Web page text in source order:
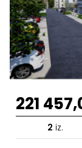
221
2 iz.